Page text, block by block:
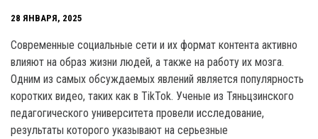
28 ЯНВАРЯ, 2025
Современные социальные сети и их формат контента активно
влияют на образ жизни людей, а также на работу их мозга.
Одним из самых обсуждаемых явлений является популярность
коротких видео, таких как в TikTok. Ученые из Тяньцзинского
педагогического университета провели исследование,
результаты которого указывают на серьезные